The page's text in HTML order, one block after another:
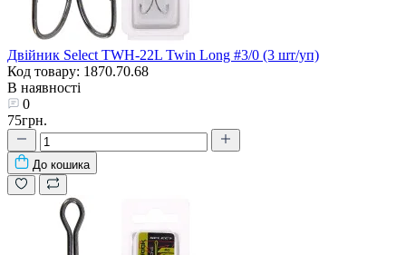
Двійник Select TWH-22L Twin Long #3/0 (3 шт/уп)
Код товару: 1870.70.68
В наявності
0
75грн.
До кошика